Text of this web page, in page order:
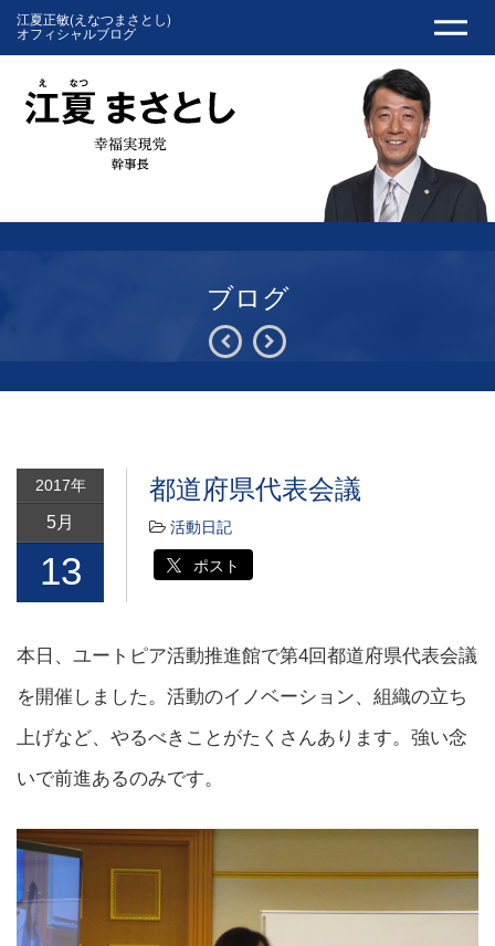
江夏正敏(えなつまさとし)
オフィシャルブログ
ブログ
2017年
5月
13
都道府県代表会議
活動日記
ポスト
本日、ユートピア活動推進館で第4回都道府県代表会議
を開催しました。活動のイノベーション、組織の立ち
上げなど、やるべきことがたくさんあります。強い念
いで前進あるのみです。